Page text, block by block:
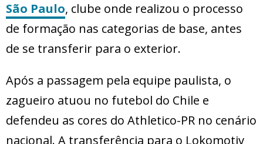
São Paulo, clube onde realizou o processo
de formação nas categorias de base, antes
de se transferir para o exterior.
Após a passagem pela equipe paulista, o
zagueiro atuou no futebol do Chile e
defendeu as cores do Athletico-PR no cenário
nacional. A transferência para o Lokomotiv